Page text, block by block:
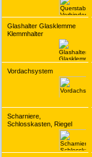
Glashalter Glasklemme
Klemmhalter
Vordachsystem
Scharniere,
Schlosskasten, Riegel